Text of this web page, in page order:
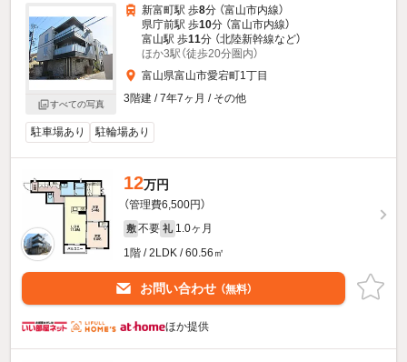
すべての写真
新富町駅 歩8分 （富山市内線）
県庁前駅 歩10分 （富山市内線）
富山駅 歩11分 （北陸新幹線など）
ほか3駅（徒歩20分圏内）
富山県富山市愛宕町1丁目
3階建 / 7年7ヶ月 / その他
駐車場あり 駐輪場あり
12万円
（管理費6,500円）
敷 不要 礼 1.0ヶ月
1階 / 2LDK / 60.56㎡
お問い合わせ （無料）
ほか提供